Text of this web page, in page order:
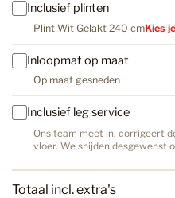
Inclusief plinten
Plint Wit Gelakt 240 cmKies
Inloopmat op maat
Op maat gesneden
Inclusief leg service
Ons team meet in, corrigeert
vloer. We snijden desgewenst
Totaal incl. extra's